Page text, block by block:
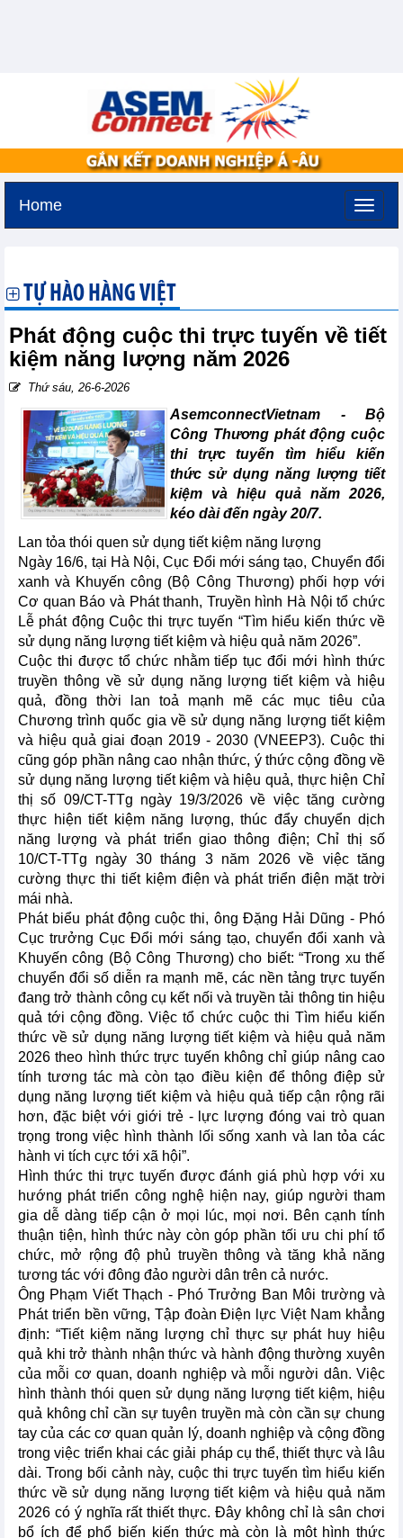
Home
TỰ HÀO HÀNG VIỆT
Phát động cuộc thi trực tuyến về tiết
kiệm năng lượng năm 2026
Thứ sáu, 26-6-2026
AsemconnectVietnam - Bộ
Công Thương phát động cuộc
thi trực tuyến tìm hiểu kiến
thức sử dụng năng lượng tiết
kiệm và hiệu quả năm 2026,
kéo dài đến ngày 20/7.
Lan tỏa thói quen sử dụng tiết kiệm năng lượng
Ngày 16/6, tại Hà Nội, Cục Đổi mới sáng tạo, Chuyển đổi
xanh và Khuyến công (Bộ Công Thương) phối hợp với
Cơ quan Báo và Phát thanh, Truyền hình Hà Nội tổ chức
Lễ phát động Cuộc thi trực tuyến “Tìm hiểu kiến thức về
sử dụng năng lượng tiết kiệm và hiệu quả năm 2026”.
Cuộc thi được tổ chức nhằm tiếp tục đổi mới hình thức
truyền thông về sử dụng năng lượng tiết kiệm và hiệu
quả, đồng thời lan toả mạnh mẽ các mục tiêu của
Chương trình quốc gia về sử dụng năng lượng tiết kiệm
và hiệu quả giai đoạn 2019 - 2030 (VNEEP3). Cuộc thi
cũng góp phần nâng cao nhận thức, ý thức cộng đồng về
sử dụng năng lượng tiết kiệm và hiệu quả, thực hiện Chỉ
thị số 09/CT-TTg ngày 19/3/2026 về việc tăng cường
thực hiện tiết kiệm năng lượng, thúc đẩy chuyển dịch
năng lượng và phát triển giao thông điện; Chỉ thị số
10/CT-TTg ngày 30 tháng 3 năm 2026 về việc tăng
cường thực thi tiết kiệm điện và phát triển điện mặt trời
mái nhà.
Phát biểu phát động cuộc thi, ông Đặng Hải Dũng - Phó
Cục trưởng Cục Đổi mới sáng tạo, chuyển đổi xanh và
Khuyến công (Bộ Công Thương) cho biết: “Trong xu thế
chuyển đổi số diễn ra mạnh mẽ, các nền tảng trực tuyến
đang trở thành công cụ kết nối và truyền tải thông tin hiệu
quả tới cộng đồng. Việc tổ chức cuộc thi Tìm hiểu kiến
thức về sử dụng năng lượng tiết kiệm và hiệu quả năm
2026 theo hình thức trực tuyến không chỉ giúp nâng cao
tính tương tác mà còn tạo điều kiện để thông điệp sử
dụng năng lượng tiết kiệm và hiệu quả tiếp cận rộng rãi
hơn, đặc biệt với giới trẻ - lực lượng đóng vai trò quan
trọng trong việc hình thành lối sống xanh và lan tỏa các
hành vi tích cực tới xã hội”.
Hình thức thi trực tuyến được đánh giá phù hợp với xu
hướng phát triển công nghệ hiện nay, giúp người tham
gia dễ dàng tiếp cận ở mọi lúc, mọi nơi. Bên cạnh tính
thuận tiện, hình thức này còn góp phần tối ưu chi phí tổ
chức, mở rộng độ phủ truyền thông và tăng khả năng
tương tác với đông đảo người dân trên cả nước.
Ông Phạm Viết Thạch - Phó Trưởng Ban Môi trường và
Phát triển bền vững, Tập đoàn Điện lực Việt Nam khẳng
định: “Tiết kiệm năng lượng chỉ thực sự phát huy hiệu
quả khi trở thành nhận thức và hành động thường xuyên
của mỗi cơ quan, doanh nghiệp và mỗi người dân. Việc
hình thành thói quen sử dụng năng lượng tiết kiệm, hiệu
quả không chỉ cần sự tuyên truyền mà còn cần sự chung
tay của các cơ quan quản lý, doanh nghiệp và cộng đồng
trong việc triển khai các giải pháp cụ thể, thiết thực và lâu
dài. Trong bối cảnh này, cuộc thi trực tuyến tìm hiểu kiến
thức về sử dụng năng lượng tiết kiệm và hiệu quả năm
2026 có ý nghĩa rất thiết thực. Đây không chỉ là sân chơi
bổ ích để phổ biến kiến thức mà còn là một hình thức